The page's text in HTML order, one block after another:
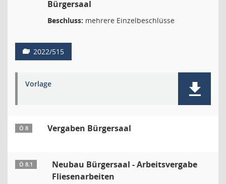
Bürgersaal
Beschluss: mehrere Einzelbeschlüsse
2022/515
Vorlage
Ö 8 Vergaben Bürgersaal
Ö 8.1
Neubau Bürgersaal - Arbeitsvergabe
Fliesenarbeiten